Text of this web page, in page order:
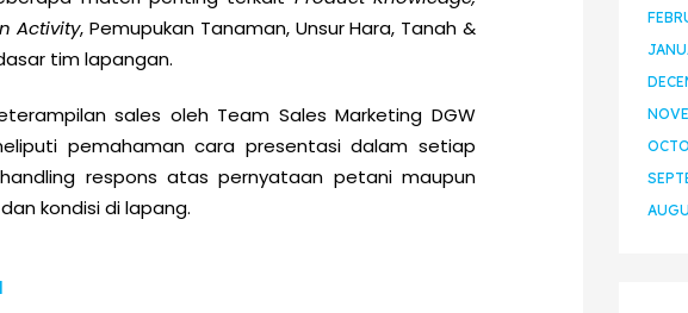
Activity, Pemupukan Tanaman, Unsur Hara, Tanah &
tim lapangan.
sales oleh Team Sales Marketing DGW
pemahaman cara presentasi dalam setiap
respons atas pernyataan petani maupun
kondisi di lapang.